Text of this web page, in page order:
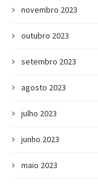
novembro 2023
outubro 2023
setembro 2023
agosto 2023
julho 2023
junho 2023
maio 2023